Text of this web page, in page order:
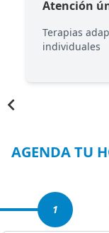
Atención
Terapias
individuales
AGENDA TU
1